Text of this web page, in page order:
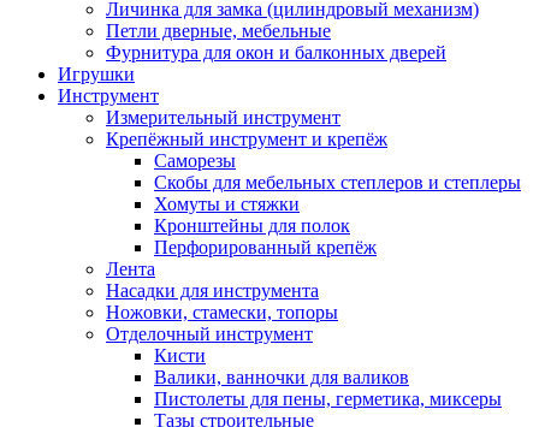
Личинка для замка (цилиндровый механизм)
Петли дверные, мебельные
Фурнитура для окон и балконных дверей
Игрушки
Инструмент
Измерительный инструмент
Крепёжный инструмент и крепёж
Саморезы
Скобы для мебельных степлеров и степлеры
Хомуты и стяжки
Кронштейны для полок
Перфорированный крепёж
Лента
Насадки для инструмента
Ножовки, стамески, топоры
Отделочный инструмент
Кисти
Валики, ванночки для валиков
Пистолеты для пены, герметика, миксеры
Тазы строительные